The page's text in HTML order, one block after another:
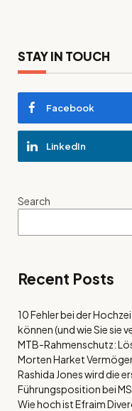
STAY IN TOUCH
Facebook
LinkedIn
Search
Recent Posts
10 Fehler bei der
können (und wie Sie sie
MTB-Rahmenschutz:
Morten Harket
Rashida Jones wird die
Führungsposition bei
Wie hoch ist Efraim